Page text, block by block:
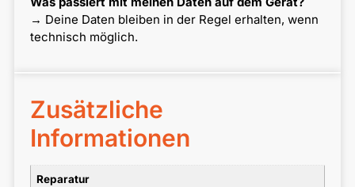
→ Deine Daten bleiben in der Regel erhalten, wenn
technisch möglich.
Zusätzliche
Informationen
Reparatur